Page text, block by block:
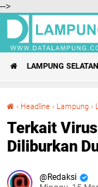
-->
LAMPUNG SELATAN
› Headline › Lampung ›
Terkait Virus
Diliburkan
Redaksi